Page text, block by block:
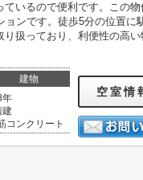
いるので便利です。この物
ンです。徒歩5分の位置に
扱っており、利便性の高い
建物
年
建
コンクリート
空室情